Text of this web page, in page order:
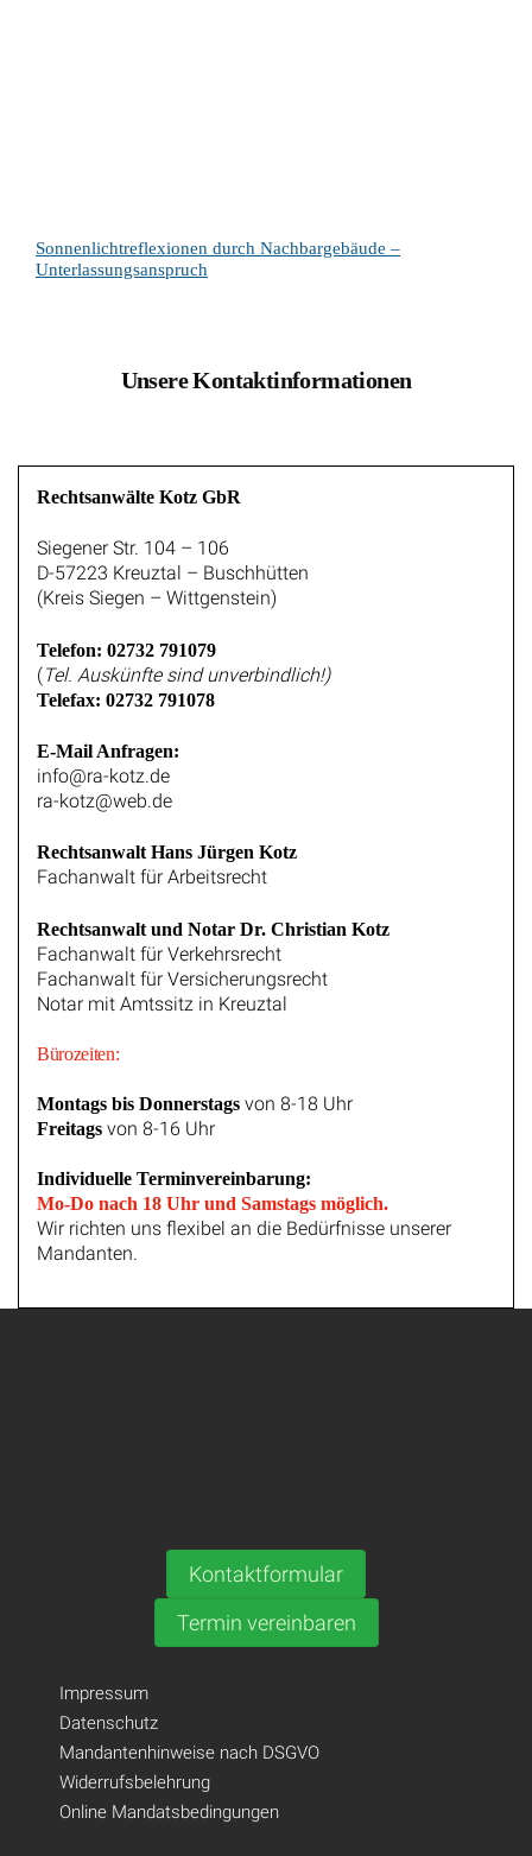
Sonnenlichtreflexionen durch Nachbargebäude –
Unterlassungsanspruch
Unsere Kontaktinformationen
Rechtsanwälte Kotz GbR
Siegener Str. 104 – 106
D-57223 Kreuztal – Buschhütten
(Kreis Siegen – Wittgenstein)
Telefon: 02732 791079
(Tel. Auskünfte sind unverbindlich!)
Telefax: 02732 791078
E-Mail Anfragen:
info@ra-kotz.de
ra-kotz@web.de
Rechtsanwalt Hans Jürgen Kotz
Fachanwalt für Arbeitsrecht
Rechtsanwalt und Notar Dr. Christian Kotz
Fachanwalt für Verkehrsrecht
Fachanwalt für Versicherungsrecht
Notar mit Amtssitz in Kreuztal
Bürozeiten:
Montags bis Donnerstags von 8-18 Uhr
Freitags von 8-16 Uhr
Individuelle Terminvereinbarung:
Mo-Do nach 18 Uhr und Samstags möglich.
Wir richten uns flexibel an die Bedürfnisse unserer
Mandanten.
Kontaktformular
Termin vereinbaren
Impressum
Datenschutz
Mandantenhinweise nach DSGVO
Widerrufsbelehrung
Online Mandatsbedingungen